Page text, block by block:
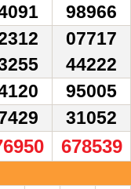
98966
07717
44222
95005
31052
678539